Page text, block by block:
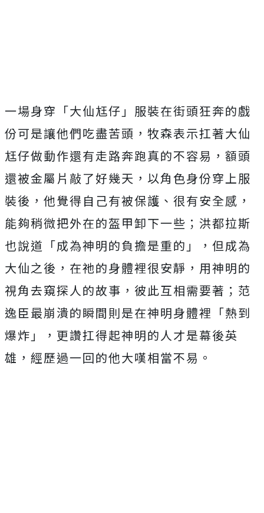
一場身穿「大仙尪仔」 服裝在街頭狂奔的戲
份可是讓他們吃盡苦頭， 牧森表示扛著大仙
尪仔做動作還有走路奔跑真的不容易， 額頭
還被金屬片敲了好幾天，以角色身份穿上服
裝後， 他覺得自己有被保護、很有安全感，
能夠稍微把外在的盔甲卸下一些；洪都拉斯
也說道「成為神明的負擔是重的」，但成為
大仙之後，在祂的身體裡很安靜， 用神明的
視角去窺探人的故事，彼此互相需要著； 范
逸臣最崩潰的瞬間則是在神明身體裡「熱到
爆炸」， 更讚扛得起神明的人才是幕後英
雄，經歷過一回的他大嘆相當不易。